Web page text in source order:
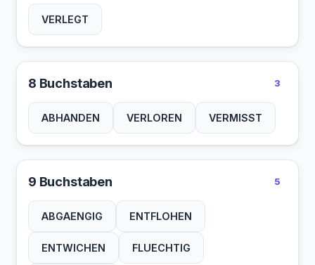
VERLEGT
8 Buchstaben 3
ABHANDEN VERLOREN VERMISST
9 Buchstaben 5
ABGAENGIG ENTFLOHEN
ENTWICHEN FLUECHTIG